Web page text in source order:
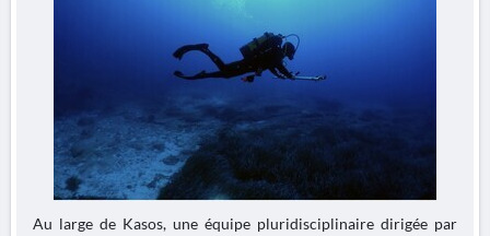
Au large de Kasos, une équipe pluridisciplinaire dirigée par